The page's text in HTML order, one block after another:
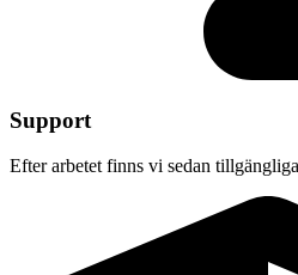
Support
Efter arbetet finns vi sedan